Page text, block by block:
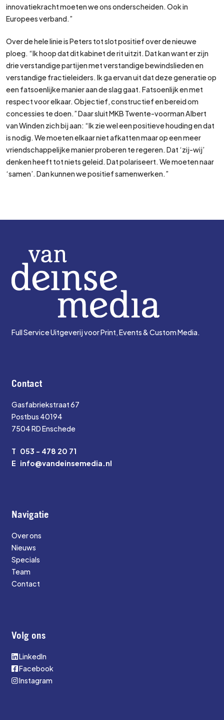
innovatiekracht moeten we ons onderscheiden. Ook in
Europees verband.”
Over de hele linie is Peters tot slot positief over de nieuwe
ploeg. “Ik hoop dat dit kabinet de rit uitzit. Dat kan want er zijn
drie verstandige partijen met verstandige bewindslieden en
verstandige fractieleiders. Ik ga ervan uit dat deze generatie op
een fatsoenlijke manier aan de slag gaat. Fatsoenlijk en met
respect voor elkaar. Objectief, constructief en bereid om
concessies te doen.” Daar sluit MKB Twente-voorman Albert
van Winden zich bij aan: “Ik zie wel een positieve houding en dat
is nodig. We moeten elkaar niet afkatten maar op een meer
vriendschappelijke manier proberen te regeren. Dat ‘zij-wij’
denken heeft tot niets geleid. Dat polariseert. We moeten naar
‘samen’. Dan kunnen we positief samenwerken.”
Full Service Uitgeverij voor Print, Events & Custom Media.
Contact
Gasfabriekstraat 67
Postbus 40194
7504 RD Enschede
T 053 - 478 20 71
E info@vandeinsemedia.nl
Navigatie
Over ons
Nieuws
Specials
Team
Contact
Volg ons
LinkedIn
Facebook
Instagram